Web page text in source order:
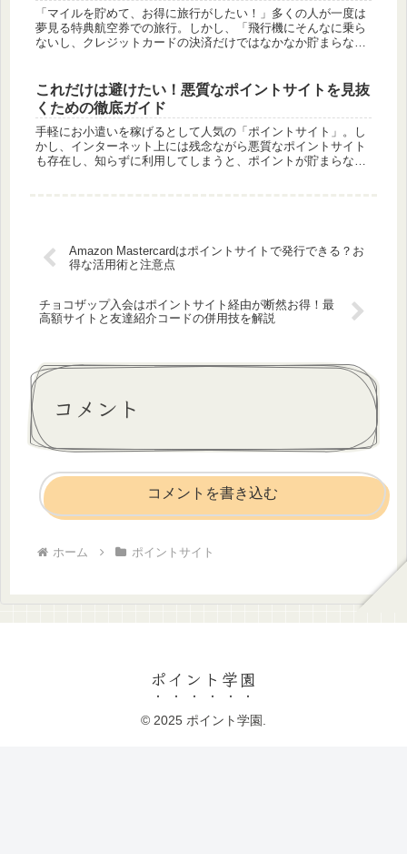
「マイルを貯めて、お得に旅行がしたい！」多くの人が一度は
夢見る特典航空券での旅行。しかし、「飛行機にそんなに乗ら
ないし、クレジットカードの決済だけではなかなか貯まらな
これだけは避けたい！悪質なポイントサイトを見抜
くための徹底ガイド
手軽にお小遣いを稼げるとして人気の「ポイントサイト」。し
かし、インターネット上には残念ながら悪質なポイントサイト
も存在し、知らずに利用してしまうと、ポイントが貯まらない
Amazon Mastercardはポイントサイトで発行できる？お
得な活用術と注意点
チョコザップ入会はポイントサイト経由が断然お得！最
高額サイトと友達紹介コードの併用技を解説
コメント
コメントを書き込む
ホーム ポイントサイト
ポイント学園
© 2025 ポイント学園.